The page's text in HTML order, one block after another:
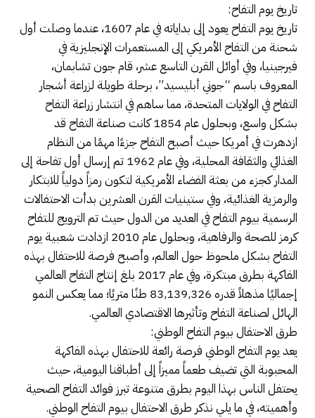
تاريخ يوم التفاح:
تاريخ يوم التفاح يعود إلى بداياته في عام 1607، عندما وصلت أول
شحنة من التفاح الأمريكي إلى المستعمرات الإنجليزية في
فيرجينيا، وفي أوائل القرن التاسع عشر، قام جون تشابمان،
المعروف باسم “جوني أبليسيد”، برحلة طويلة لزراعة أشجار
التفاح في الولايات المتحدة، مما ساهم في انتشار زراعة التفاح
بشكل واسع، وبحلول عام 1854 كانت صناعة التفاح قد
ازدهرت في أمريكا حيث أصبح التفاح جزءًا مهمًا من النظام
الغذائي والثقافة المحلية، وفي عام 1962 تم إرسال أول تفاحة إلى
المدار كجزء من بعثة الفضاء الأمريكية لتكون رمزاً دولياً للابتكار
والرمزية الغذائية، وفي ستينيات القرن العشرين بدأت الاحتفالات
الرسمية بيوم التفاح في العديد من الدول حيث تم الترويج للتفاح
كرمز للصحة والرفاهية، وبحلول عام 2010 ازدادت شعبية يوم
التفاح بشكل ملحوظ حول العالم، وأصبح فرصة للاحتفال بهذه
الفاكهة بطرق مبتكرة، وفي عام 2017 بلغ إنتاج التفاح العالمي
إجماليًا مذهلاً قدره 83,139,326 طنًا متريًا؛ مما يعكس النمو
الهائل لصناعة التفاح وتأثيرها الاقتصادي العالمي.
طرق الاحتفال بيوم التفاح الوطني:
يعد يوم التفاح الوطني فرصة رائعة للاحتفال بهذه الفاكهة
المحبوبة التي تضيف طعماً مميزاً إلى أطباقنا اليومية، حيث
يحتفل الناس بهذا اليوم بطرق متنوعة تبرز فوائد التفاح الصحية
وأهميته، في ما يلي نذكر طرق الاحتفال بيوم التفاح الوطني.